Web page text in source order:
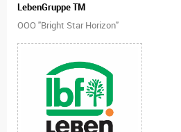
LebenGruppe TM
ООО "Bright Star Horizon"